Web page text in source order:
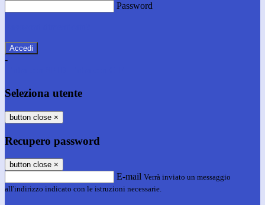
Password
-
Seleziona utente
button close ×
Recupero password
button close ×
E-mail Verrà inviato un messaggio
all'indirizzo indicato con le istruzioni necessarie.